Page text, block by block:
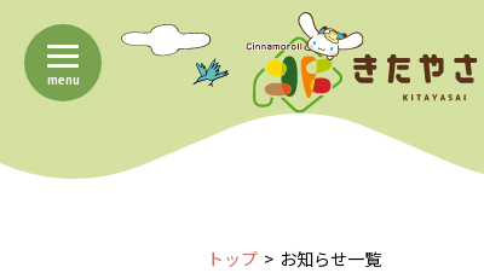
menu
トップ お知らせ一覧